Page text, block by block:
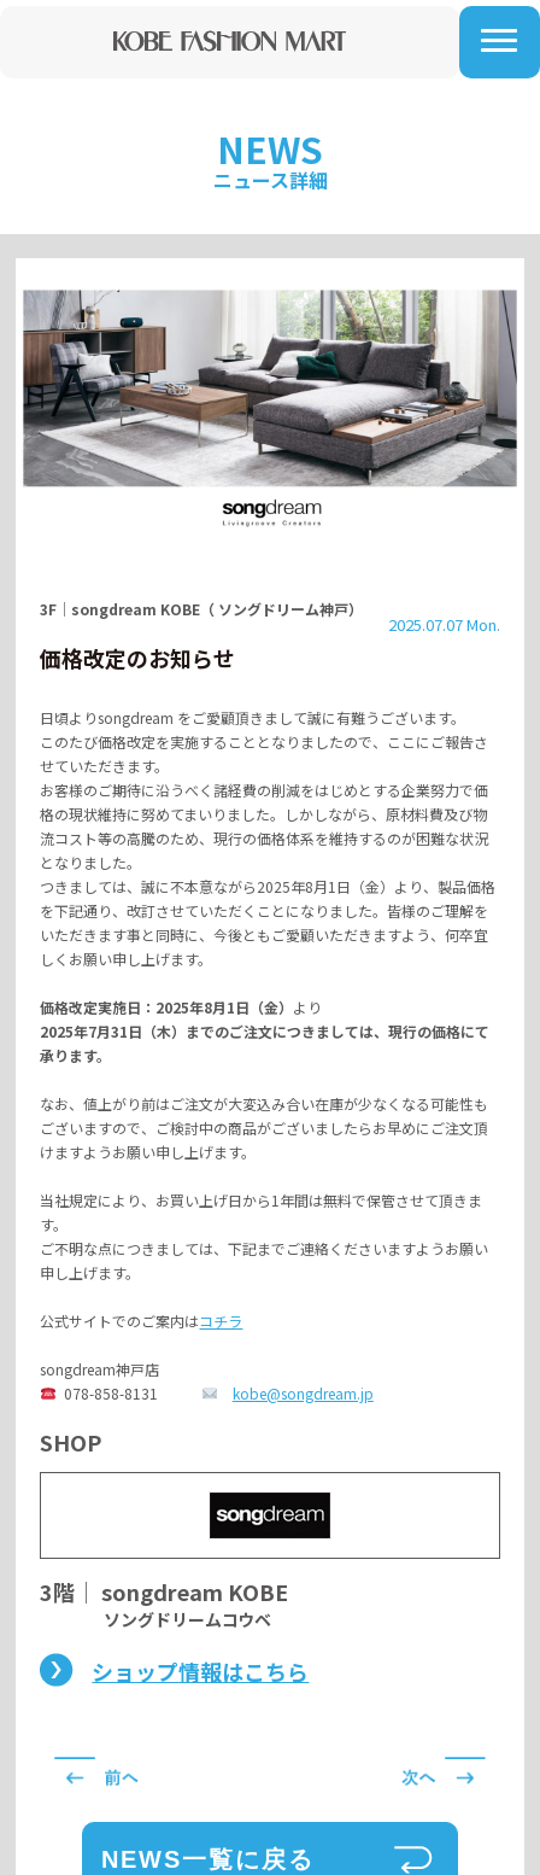
NEWS
ニュース詳細
3F ｜ songdream KOBE（ ソングドリーム神戸）
2025.07.07 Mon.
価格改定のお知らせ
日頃よりsongdream をご愛顧頂きまして誠に有難うございます。
このたび価格改定を実施することとなりましたので、ここにご報告さ
せていただきます。
お客様のご期待に沿うべく諸経費の削減をはじめとする企業努力で価
格の現状維持に努めてまいりました。しかしながら、原材料費及び物
流コスト等の高騰のため、現行の価格体系を維持するのが困難な状況
となりました。
つきましては、誠に不本意ながら2025年8月1日（金）より、製品価格
を下記通り、改訂させていただくことになりました。皆様のご理解を
いただきます事と同時に、今後ともご愛顧いただきますよう、何卒宜
しくお願い申し上げます。
価格改定実施日：2025年8月1日（金） より
2025年7月31日（木） までのご注文につきましては、現行の価格にて
承ります。
なお、値上がり前はご注文が大変込み合い在庫が少なくなる可能性も
ございますので、ご検討中の商品がございましたらお早めにご注文頂
けますようお願い申し上げます。
当社規定により、お買い上げ日から1年間は無料で保管させて頂きま
す。
ご不明な点につきましては、下記までご連絡くださいますようお願い
申し上げます。
公式サイトでのご案内はコチラ
songdream神戸店
078-858-8131
kobe@songdream.jp
SHOP
3階 ｜ songdream KOBE
ソングドリームコウベ
ショップ情報はこちら
NEWS一覧に戻る